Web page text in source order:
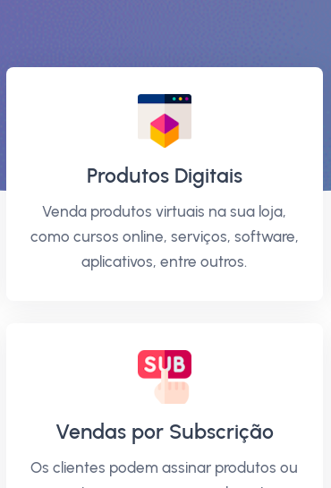
Produtos Digitais
Venda produtos virtuais na sua loja,
como cursos online, serviços, software,
aplicativos, entre outros.
Vendas por Subscrição
Os clientes podem assinar produtos ou